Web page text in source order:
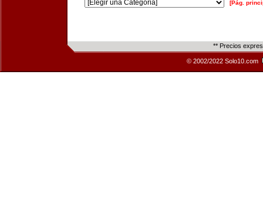
[Pág.
** Precios
© 2002/2022 Solo10.com